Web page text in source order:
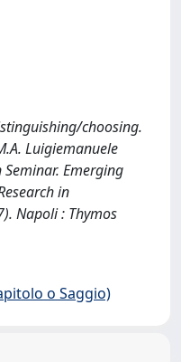
choosing.
Luigiemanuele
Emerging
in
Napoli : Thymos
o Saggio)